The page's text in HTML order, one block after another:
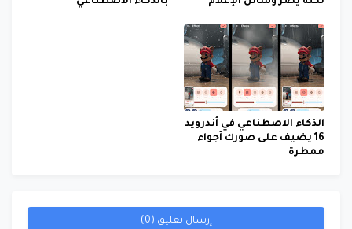
الذكاء الاصطناعي في أندرويد
16 يضيف على صورك أجواء
ممطرة
إرسال تعليق (0)